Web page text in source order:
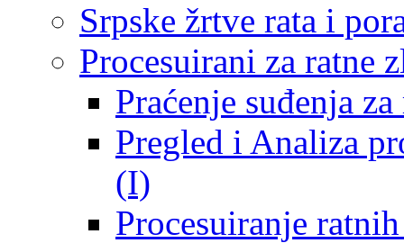
Srpske žrtve rata i
Procesuirani za ratne
Praćenje suđenja
Pregled i Analiza
(I)
Procesuiranje